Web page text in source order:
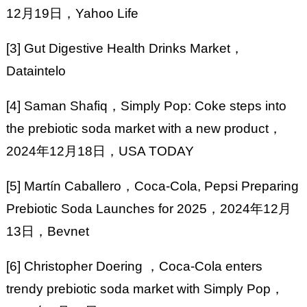
12月19日，Yahoo Life
[3] Gut Digestive Health Drinks Market，
Dataintelo
[4] Saman Shafiq，Simply Pop: Coke steps into
the prebiotic soda market with a new product，
2024年12月18日，USA TODAY
[5] Martín Caballero，Coca-Cola, Pepsi Preparing
Prebiotic Soda Launches for 2025，2024年12月
13日，Bevnet
[6] Christopher Doering ，Coca-Cola enters
trendy prebiotic soda market with Simply Pop，